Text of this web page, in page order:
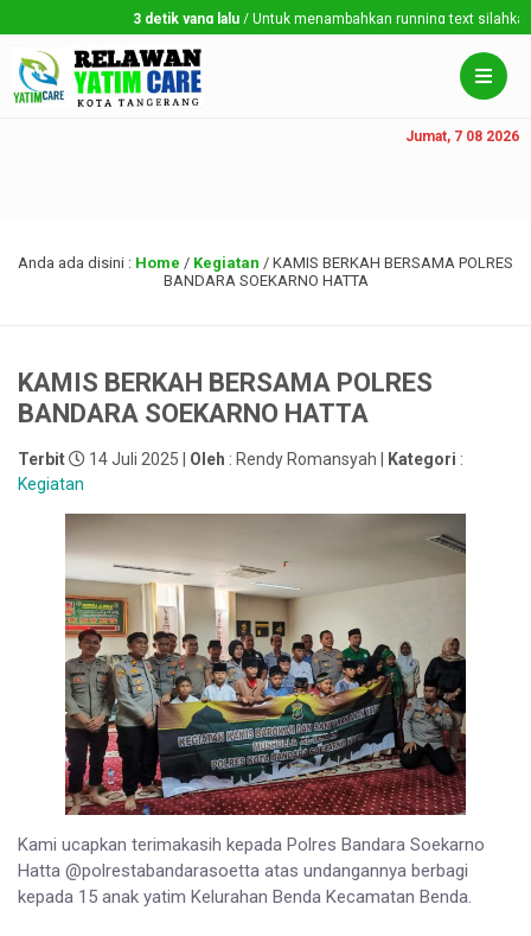
3 detik yang lalu / Untuk menambahkan running text silahkan
Jumat, 7 08 2026
Anda ada disini : Home / Kegiatan / KAMIS BERKAH BERSAMA POLRES
BANDARA SOEKARNO HATTA
KAMIS BERKAH BERSAMA POLRES
BANDARA SOEKARNO HATTA
Terbit 14 Juli 2025 | Oleh : Rendy Romansyah | Kategori :
Kegiatan
Kami ucapkan terimakasih kepada Polres Bandara Soekarno
Hatta @polrestabandarasoetta atas undangannya berbagi
kepada 15 anak yatim Kelurahan Benda Kecamatan Benda.